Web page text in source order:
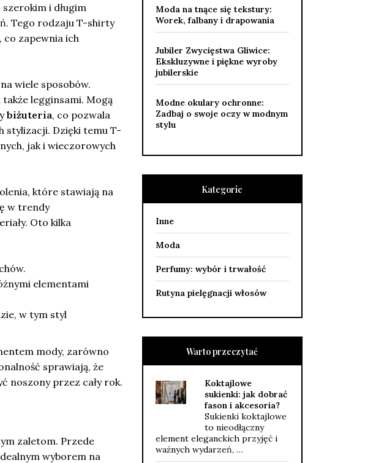
i długim
Tego rodzaju T-shirty
co zapewnia ich
wiele sposobów.
legginsami. Mogą
biżuteria, co pozwala
stylizacji. Dzięki temu T-
jak i wieczorowych
które stawiają na
w trendy
Oto kilka
elementami
w tym styl
mody, zarówno
sprawiają, że
noszony przez cały rok.
zaletom. Przede
wyborem na
Moda na tnące się tekstury:
Worek, falbany i drapowania
Jubiler Zwycięstwa Gliwice:
Ekskluzywne i piękne wyroby
jubilerskie
Modne okulary ochronne:
Zadbaj o swoje oczy w modnym
stylu
Kategorie
Inne
Moda
Perfumy: wybór i trwałość
Rutyna pielęgnacji włosów
Warto przeczytać
Koktajlowe
sukienki: jak dobrać
fason i akcesoria?
Sukienki koktajlowe
to nieodłączny
element eleganckich przyjęć i
ważnych wydarzeń, …